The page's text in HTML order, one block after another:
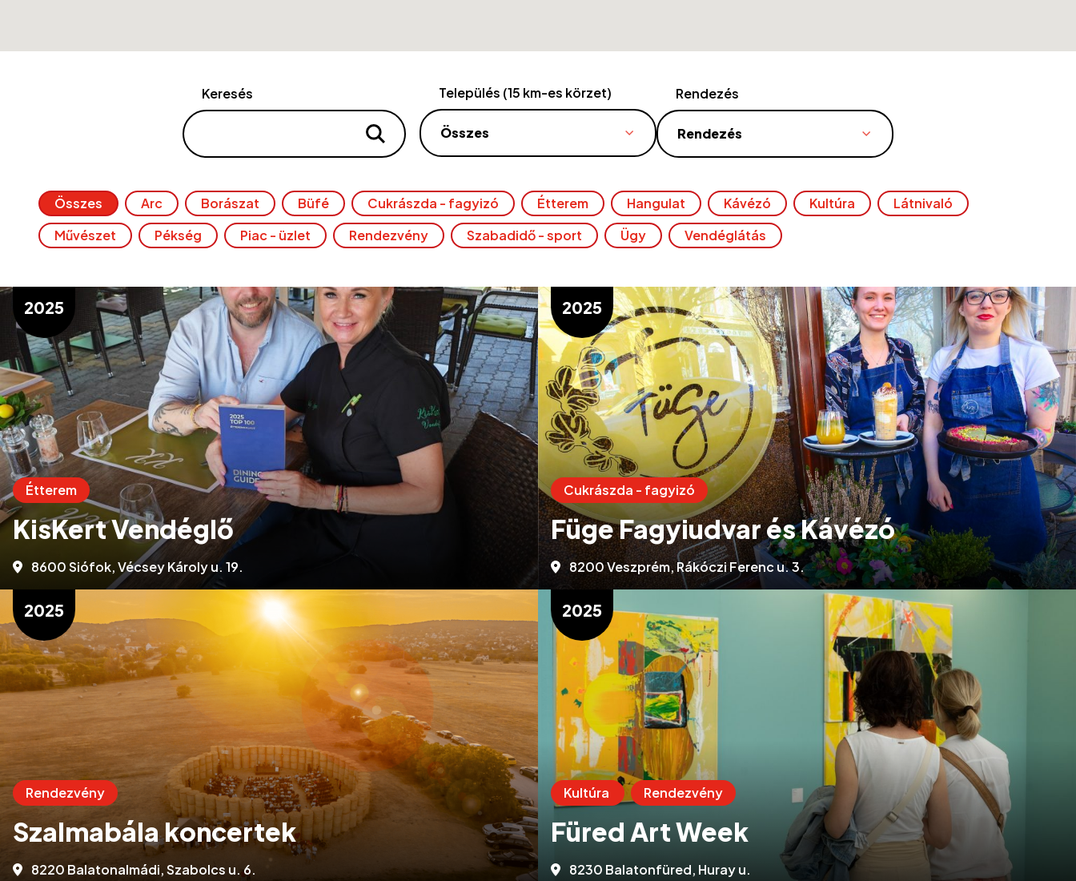
Keresés Település (15 km-es körzet)
Összes
Rendezés
Rendezés
Összes Arc Borászat Büfé Cukrászda - fagyizó Étterem Hangulat Kávézó Kultúra
Látnivaló
Művészet
Pékség Piac - üzlet Rendezvény Szabadidő - sport Ügy Vendéglátás
2025
Étterem
KisKert Vendéglő
8600 Siófok, Vécsey Károly u. 19.
2025
Cukrászda - fagyizó
Füge Fagyiudvar és Kávézó
8200 Veszprém, Rákóczi Ferenc u. 3.
2025
Rendezvény
Szalmabála koncertek
8220 Balatonalmádi, Szabolcs u. 6.
2025
Kultúra Rendezvény
Füred Art Week
8230 Balatonfüred, Huray u.